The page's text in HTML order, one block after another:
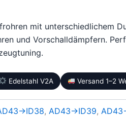
mit unterschiedlichem
und Vorschalldämpfern.
Edelstahl V2A Versand 1–2
, AD43→ID39,